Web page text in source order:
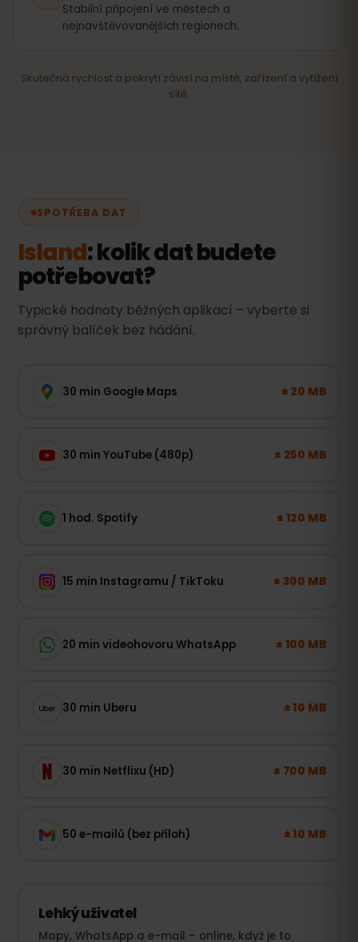
Stabilní připojení ve městech a
nejnavštěvovanějších regionech.
Skutečná rychlost a pokrytí závisí na místě, zařízení a vytížení
sítě.
SPOTŘEBA DAT
Island: kolik dat budete
potřebovat?
Typické hodnoty běžných aplikací – vyberte si
správný balíček bez hádání.
30 min Google Maps ± 20 MB
30 min YouTube (480p) ± 250 MB
1 hod. Spotify ± 120 MB
15 min Instagramu / TikToku ± 300 MB
20 min videohovoru WhatsApp ± 100 MB
30 min Uberu ± 10 MB
30 min Netflixu (HD) ± 700 MB
50 e-mailů (bez příloh) ± 10 MB
Lehký uživatel
Mapy, WhatsApp a e-mail – online, když je to